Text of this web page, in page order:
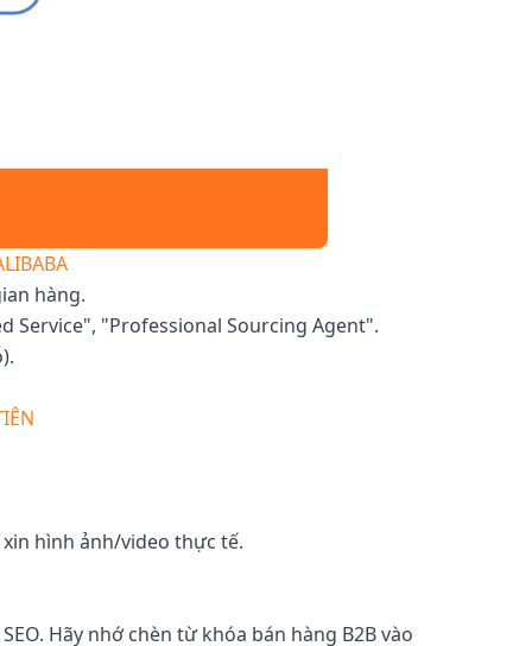
hàng.
Service", "Professional Sourcing Agent".
hình ảnh/video thực tế.
Hãy nhớ chèn từ khóa bán hàng B2B vào